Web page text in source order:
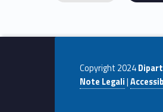
Copyright 2024
Note Legali|